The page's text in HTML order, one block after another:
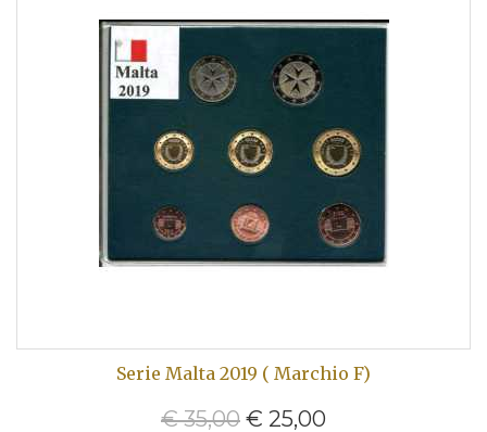
Serie Malta 2019 ( Marchio F)
€ 35,00 € 25,00